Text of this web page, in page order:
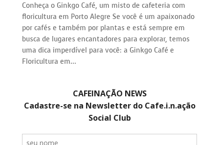
Conheça o Ginkgo Café, um misto de cafeteria com
floricultura em Porto Alegre Se você é um apaixonado
por cafés e também por plantas e está sempre em
busca de lugares encantadores para explorar, temos
uma dica imperdível para você: a Ginkgo Café e
Floricultura em...